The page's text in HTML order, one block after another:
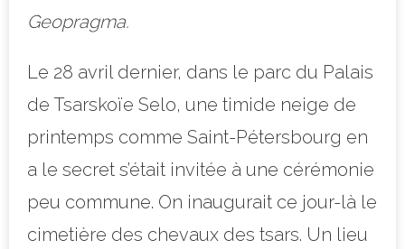
Geopragma.
Le 28 avril dernier, dans le parc du Palais
de Tsarskoïe Selo, une timide neige de
printemps comme Saint-Pétersbourg en
a le secret s’était invitée à une cérémonie
peu commune. On inaugurait ce jour-là le
cimetière des chevaux des tsars. Un lieu